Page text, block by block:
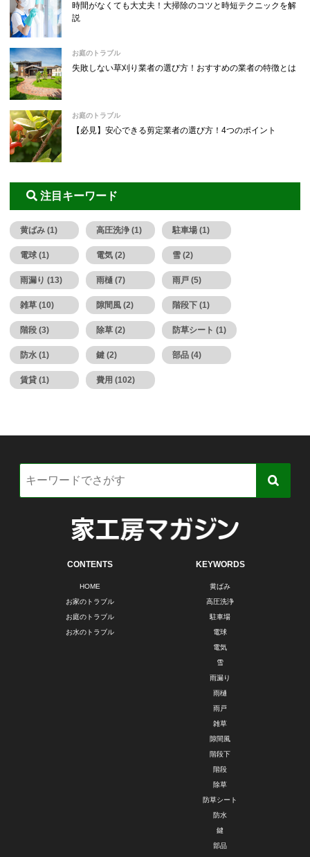
時間がなくても大丈夫！大掃除のコツと時短テクニックを解
説
お庭のトラブル
失敗しない草刈り業者の選び方！おすすめの業者の特徴とは
お庭のトラブル
【必見】安心できる剪定業者の選び方！4つのポイント
注目キーワード
黄ばみ (1) 高圧洗浄 (1) 駐車場 (1)
電球 (1) 電気 (2) 雪 (2)
雨漏り (13) 雨樋 (7) 雨戸 (5)
雑草 (10) 隙間風 (2) 階段下 (1)
階段 (3) 除草 (2) 防草シート (1)
防水 (1) 鍵 (2) 部品 (4)
賃貸 (1) 費用 (102)
CONTENTS
HOME
お家のトラブル
お庭のトラブル
お水のトラブル
KEYWORDS
黄ばみ
高圧洗浄
駐車場
電球
電気
雪
雨漏り
雨樋
雨戸
雑草
隙間風
階段下
階段
除草
防草シート
防水
鍵
部品